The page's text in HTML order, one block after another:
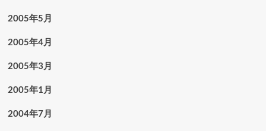
2005年5月
2005年4月
2005年3月
2005年1月
2004年7月